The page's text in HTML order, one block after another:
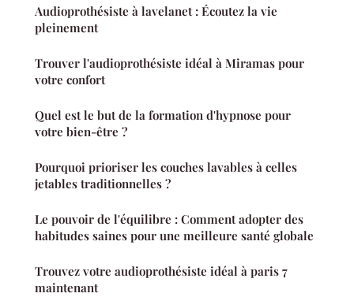
Audioprothésiste à lavelanet : Écoutez la vie
pleinement
Trouver l'audioprothésiste idéal à Miramas pour
votre confort
Quel est le but de la formation d'hypnose pour
votre bien-être ?
Pourquoi prioriser les couches lavables à celles
jetables traditionnelles ?
Le pouvoir de l'équilibre : Comment adopter des
habitudes saines pour une meilleure santé globale
Trouvez votre audioprothésiste idéal à paris 7
maintenant